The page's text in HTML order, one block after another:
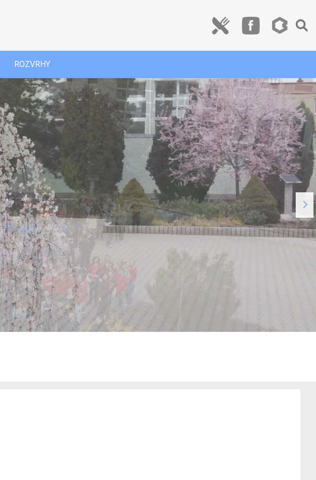
ROZVRHY